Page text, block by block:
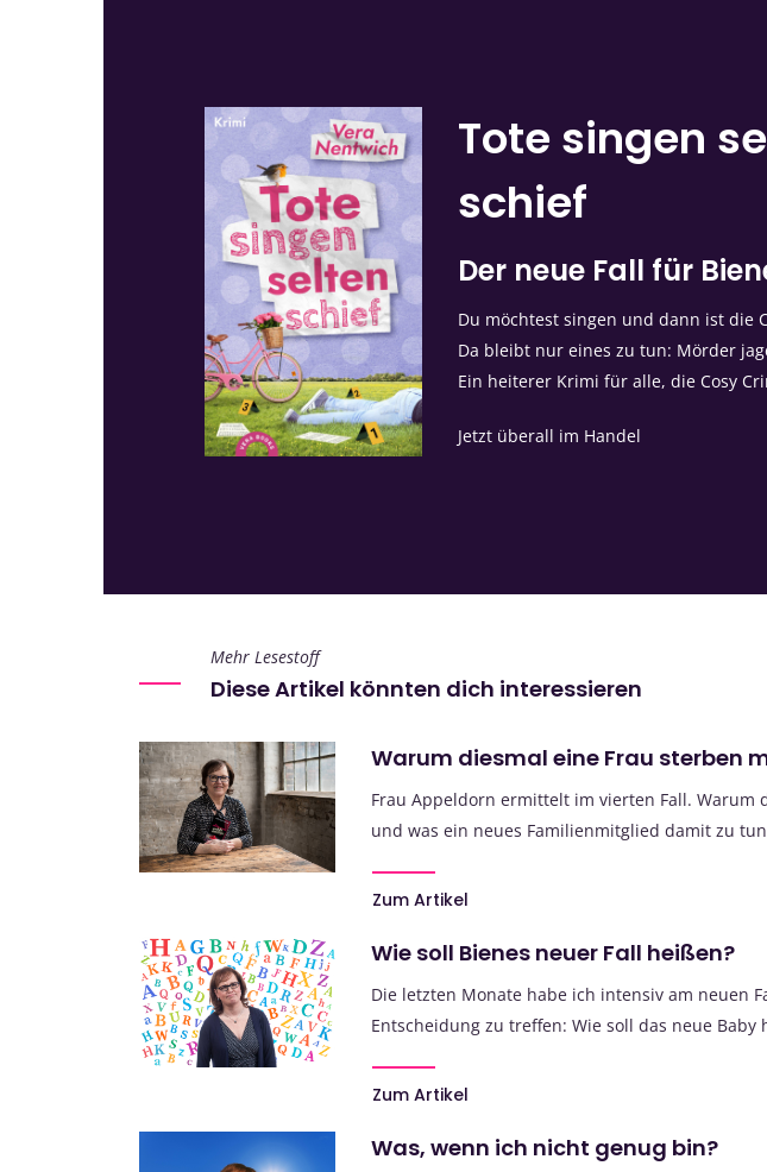
Tote singen
schief
Der neue Fall für
Du möchtest singen und dann ist die
Da bleibt nur eines zu tun: Mörder
Ein heiterer Krimi für alle, die Cosy
Jetzt überall im Handel
Mehr Lesestoff
Diese Artikel könnten dich interessieren
Warum diesmal eine Frau sterben
Frau Appeldorn ermittelt im vierten Fall. Warum
und was ein neues Familienmitglied damit zu
Zum Artikel
Wie soll Bienes neuer Fall heißen?
Die letzten Monate habe ich intensiv am neuen
Entscheidung zu treffen: Wie soll das neue Baby
Zum Artikel
Was, wenn ich nicht genug bin?